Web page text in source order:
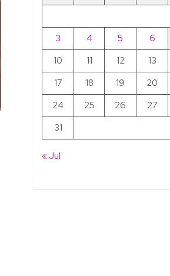
3
4 5 6
10
11 12 13
17
18 19 20
24
25 26 27
31
« Jul